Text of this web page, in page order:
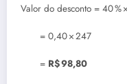
Valor do desconto = 40 %
= 0,40 × 247
= R$ 98,80